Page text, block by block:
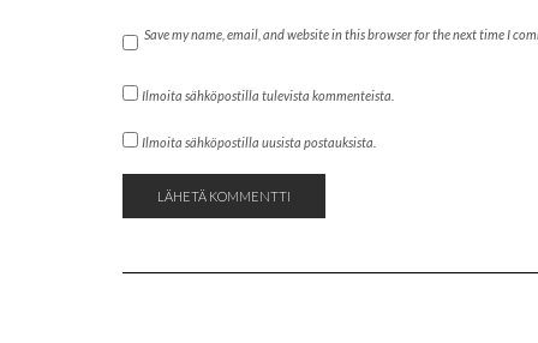
Save my name, email, and website in this browser for the next time I
Ilmoita sähköpostilla tulevista kommenteista.
Ilmoita sähköpostilla uusista postauksista.